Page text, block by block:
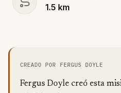
1.5 km
CREADO POR FERGUS DOYLE
Fergus Doyle creó esta